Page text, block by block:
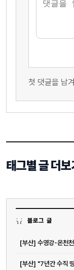
블로그 글
[부산] 수영강-온천
[부산] "7년간 수직
첫 댓글을 남
태그별 글 더보